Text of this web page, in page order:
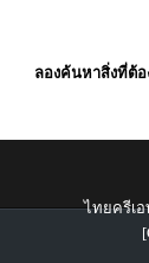
ลองค้นหาสิ่งที่ต้อ
ไทยครีเอ
[